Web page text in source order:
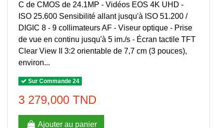
C de CMOS de 24.1MP - Vidéos EOS 4K UHD -
ISO 25.600 Sensibilité allant jusqu'à ISO 51.200 /
DIGIC 8 - 9 collimateurs AF - Viseur optique - Prise
de vue en continu jusqu'à 5 im./s - Écran tactile TFT
Clear View II 3:2 orientable de 7,7 cm (3 pouces),
environ...
Sur Commande 24
3 279,000 TND
Ajouter au panier